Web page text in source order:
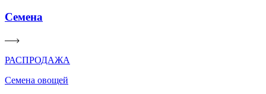
Семена
РАСПРОДАЖА
Семена овощей